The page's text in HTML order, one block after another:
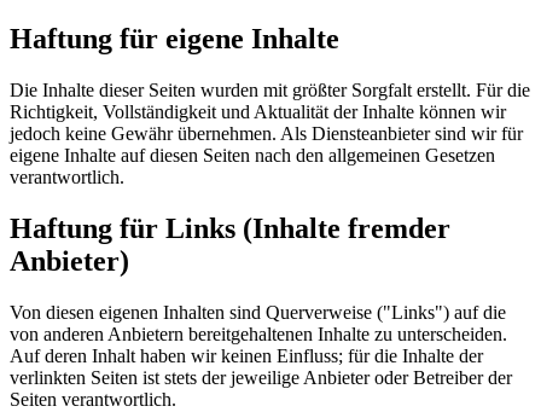
Haftung für eigene Inhalte
Die Inhalte dieser Seiten wurden mit größter Sorgfalt erstellt. Für die
Richtigkeit, Vollständigkeit und Aktualität der Inhalte können wir
jedoch keine Gewähr übernehmen. Als Diensteanbieter sind wir für
eigene Inhalte auf diesen Seiten nach den allgemeinen Gesetzen
verantwortlich.
Haftung für Links (Inhalte fremder
Anbieter)
Von diesen eigenen Inhalten sind Querverweise ("Links") auf die
von anderen Anbietern bereitgehaltenen Inhalte zu unterscheiden.
Auf deren Inhalt haben wir keinen Einfluss; für die Inhalte der
verlinkten Seiten ist stets der jeweilige Anbieter oder Betreiber der
Seiten verantwortlich.